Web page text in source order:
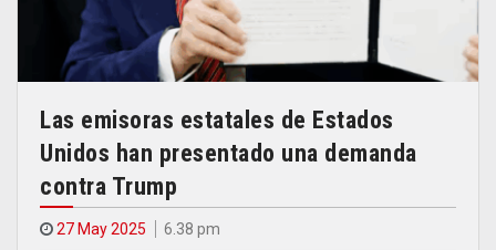
Las emisoras estatales de Estados
Unidos han presentado una demanda
contra Trump
27 May 2025 6.38 pm